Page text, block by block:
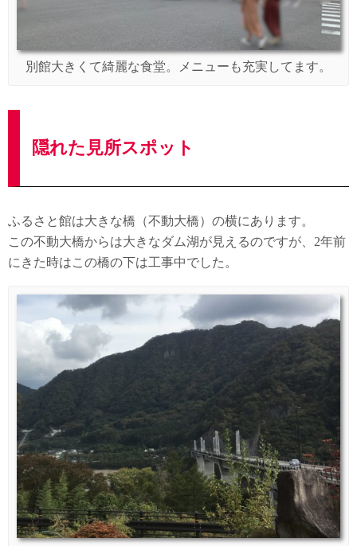
別館大きくて綺麗な食堂。メニューも充実してます。
隠れた見所スポット
ふるさと館は大きな橋（不動大橋）の横にあります。
この不動大橋からは大きなダム湖が見えるのですが、2年前
にきた時はこの橋の下は工事中でした。